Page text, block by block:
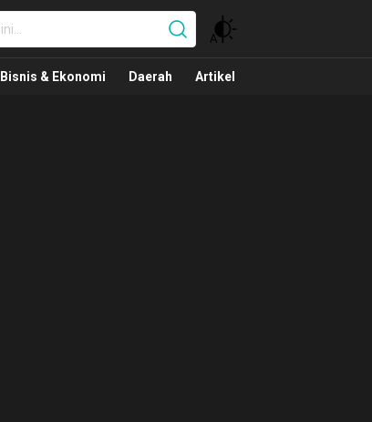
Bisnis & Ekonomi Daerah Artikel